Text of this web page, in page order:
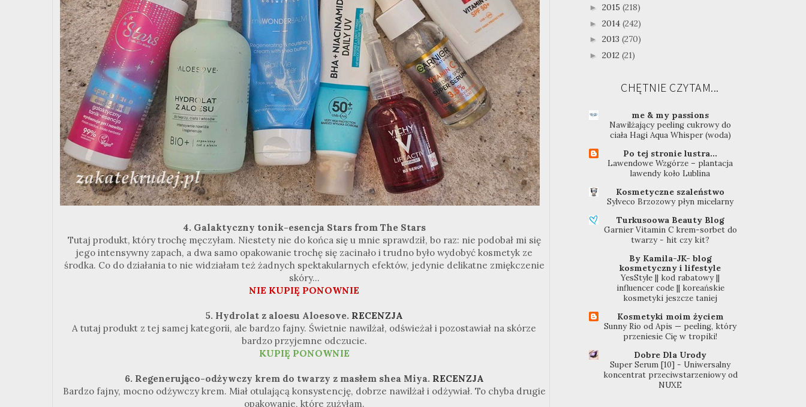
4. Galaktyczny tonik-esencja Stars from The Stars
Tutaj produkt, który trochę męczyłam. Niestety nie do końca się u mnie sprawdził, bo raz: nie podobał mi się
jego intensywny zapach, a dwa samo opakowanie trochę się zacinało i trudno było wydobyć kosmetyk ze
środka. Co do działania to nie widziałam też żadnych spektakularnych efektów, jedynie delikatne zmiękczenie
skóry...
NIE KUPIĘ PONOWNIE
5. Hydrolat z aloesu Aloesove. RECENZJA
A tutaj produkt z tej samej kategorii, ale bardzo fajny. Świetnie nawilżał, odświeżał i pozostawiał na skórze
bardzo przyjemne odczucie.
KUPIĘ PONOWNIE
6. Regenerująco-odżywczy krem do twarzy z masłem shea Miya. RECENZJA
Bardzo fajny, mocno odżywczy krem. Miał otulającą konsystencję, dobrze nawilżał i odżywiał. To chyba drugie
opakowanie, które zużyłam.
► 2015 (218)
► 2014 (242)
► 2013 (270)
► 2012 (21)
CHĘTNIE CZYTAM...
me & my passions
Nawilżający peeling cukrowy do
ciała Hagi Aqua Whisper (woda)
Po tej stronie lustra...
Lawendowe Wzgórze – plantacja
lawendy koło Lublina
Kosmetyczne szaleństwo
Sylveco Brzozowy płyn micelarny
Turkusoowa Beauty Blog
Garnier Vitamin C krem-sorbet do
twarzy - hit czy kit?
By Kamila-JK- blog
kosmetyczny i lifestyle
YesStyle || kod rabatowy ||
influencer code || koreańskie
kosmetyki jeszcze taniej
Kosmetyki moim życiem
Sunny Rio od Apis — peeling, który
przeniesie Cię w tropiki!
Dobre Dla Urody
Super Serum [10] - Uniwersalny
koncentrat przeciwstarzeniowy od
NUXE